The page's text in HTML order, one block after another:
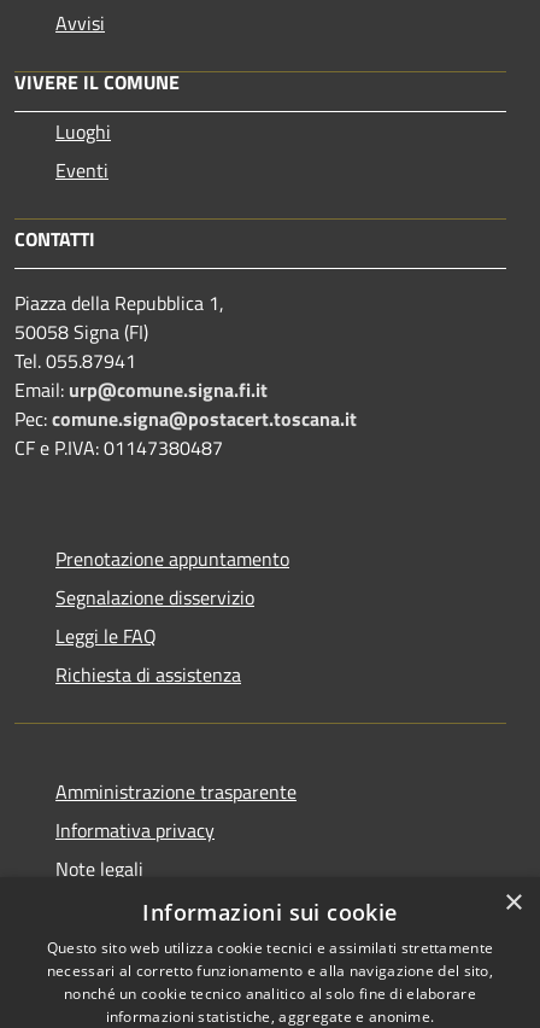
Avvisi
VIVERE IL COMUNE
Luoghi
Eventi
CONTATTI
Piazza della Repubblica 1,
50058 Signa (FI)
Tel. 055.87941
Email: urp@comune.signa.fi.it
Pec:comune.signa@postacert.toscana.it
CF e P.IVA: 01147380487
Prenotazione appuntamento
Segnalazione disservizio
Leggi le FAQ
Richiesta di assistenza
Amministrazione trasparente
Informativa privacy
Note legali
Dichiarazione di accessibilità
×
Informazioni sui cookie
Questo sito web utilizza cookie tecnici e assimilati strettamente
necessari al corretto funzionamento e alla navigazione del sito,
nonché un cookie tecnico analitico al solo fine di elaborare
informazioni statistiche, aggregate e anonime.